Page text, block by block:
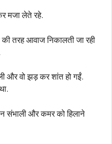
मजा लेते रहे.
तरह आवाज निकालती जा रही
और वो झड़ कर शांत हो गईं.
संभाली और कमर को हिलाने